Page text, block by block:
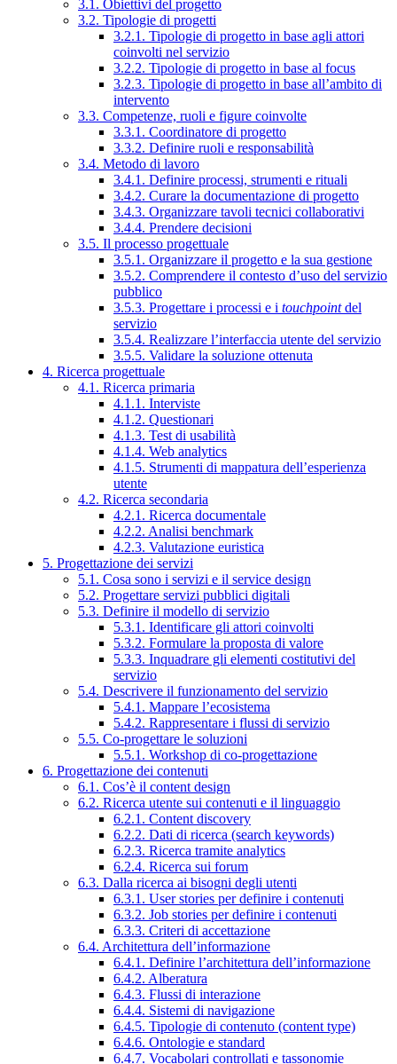
3.1. Obiettivi del progetto
3.2. Tipologie di progetti
3.2.1. Tipologie di progetto in base agli attori
coinvolti nel servizio
3.2.2. Tipologie di progetto in base al focus
3.2.3. Tipologie di progetto in base all’ambito di
intervento
3.3. Competenze, ruoli e figure coinvolte
3.3.1. Coordinatore di progetto
3.3.2. Definire ruoli e responsabilità
3.4. Metodo di lavoro
3.4.1. Definire processi, strumenti e rituali
3.4.2. Curare la documentazione di progetto
3.4.3. Organizzare tavoli tecnici collaborativi
3.4.4. Prendere decisioni
3.5. Il processo progettuale
3.5.1. Organizzare il progetto e la sua gestione
3.5.2. Comprendere il contesto d’uso del servizio
pubblico
3.5.3. Progettare i processi e i touchpointdel
servizio
3.5.4. Realizzare l’interfaccia utente del servizio
3.5.5. Validare la soluzione ottenuta
4. Ricerca progettuale
4.1. Ricerca primaria
4.1.1. Interviste
4.1.2. Questionari
4.1.3. Test di usabilità
4.1.4. Web analytics
4.1.5. Strumenti di mappatura dell’esperienza
utente
4.2. Ricerca secondaria
4.2.1. Ricerca documentale
4.2.2. Analisi benchmark
4.2.3. Valutazione euristica
5. Progettazione dei servizi
5.1. Cosa sono i servizi e il service design
5.2. Progettare servizi pubblici digitali
5.3. Definire il modello di servizio
5.3.1. Identificare gli attori coinvolti
5.3.2. Formulare la proposta di valore
5.3.3. Inquadrare gli elementi costitutivi del
servizio
5.4. Descrivere il funzionamento del servizio
5.4.1. Mappare l’ecosistema
5.4.2. Rappresentare i flussi di servizio
5.5. Co-progettare le soluzioni
5.5.1. Workshop di co-progettazione
6. Progettazione dei contenuti
6.1. Cos’è il content design
6.2. Ricerca utente sui contenuti e il linguaggio
6.2.1. Content discovery
6.2.2. Dati di ricerca (search keywords)
6.2.3. Ricerca tramite analytics
6.2.4. Ricerca sui forum
6.3. Dalla ricerca ai bisogni degli utenti
6.3.1. User stories per definire i contenuti
6.3.2. Job stories per definire i contenuti
6.3.3. Criteri di accettazione
6.4. Architettura dell’informazione
6.4.1. Definire l’architettura dell’informazione
6.4.2. Alberatura
6.4.3. Flussi di interazione
6.4.4. Sistemi di navigazione
6.4.5. Tipologie di contenuto (content type)
6.4.6. Ontologie e standard
6.4.7. Vocabolari controllati e tassonomie